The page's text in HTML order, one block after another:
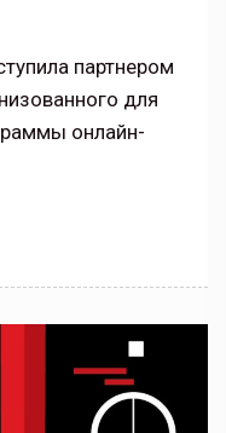
партнером
для
онлайн-